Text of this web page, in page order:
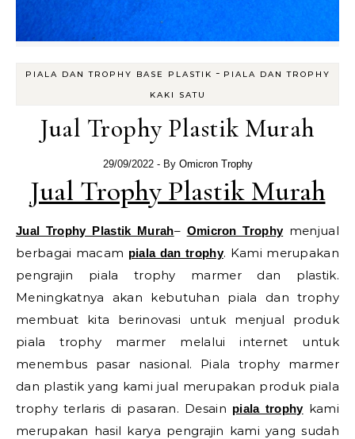
PIALA DAN TROPHY BASE PLASTIK - PIALA DAN TROPHY
KAKI SATU
Jual Trophy Plastik Murah
29/09/2022 - By Omicron Trophy
Jual Trophy Plastik Murah
Jual Trophy Plastik Murah– Omicron Trophymenjual
berbagai macam piala dan trophy. Kami merupakan
pengrajin piala trophy marmer dan plastik.
Meningkatnya akan kebutuhan piala dan trophy
membuat kita berinovasi untuk menjual produk
piala trophy marmer melalui internet untuk
menembus pasar nasional. Piala trophy marmer
dan plastik yang kami jual merupakan produk piala
trophy terlaris di pasaran. Desain piala trophykami
merupakan hasil karya pengrajin kami yang sudah